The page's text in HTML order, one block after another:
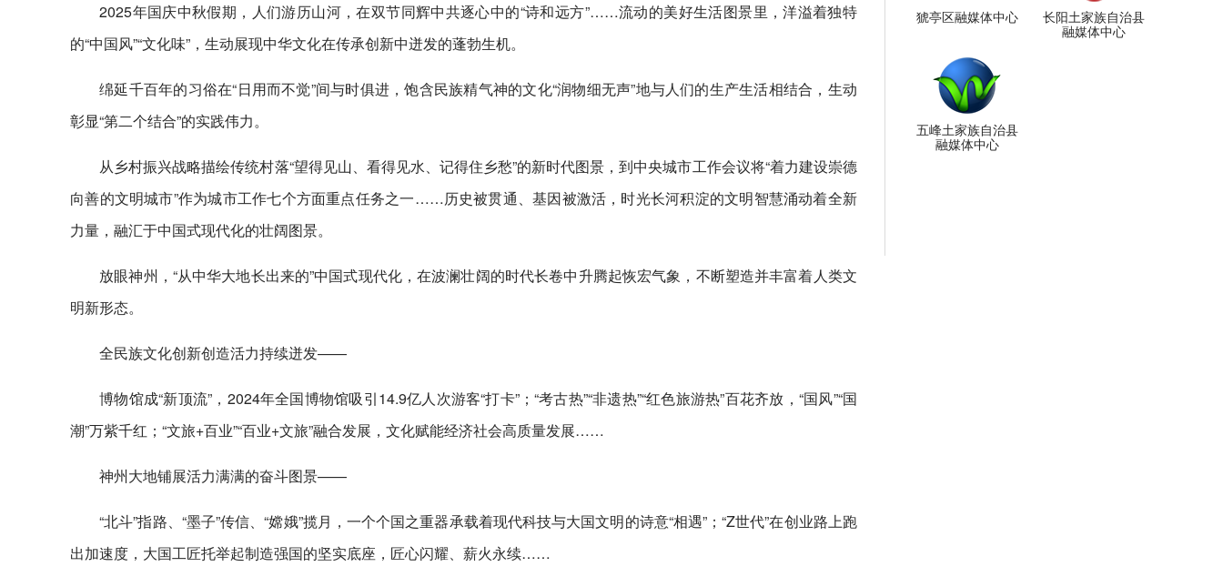
2025年国庆中秋假期，人们游历山河，在双节同辉中共逐心中的“诗和远方”……流动的美好生活图景里，洋溢着独特
的“中国风”“文化味”，生动展现中华文化在传承创新中迸发的蓬勃生机。
绵延千百年的习俗在“日用而不觉”间与时俱进，饱含民族精气神的文化“润物细无声”地与人们的生产生活相结合，生动
彰显“第二个结合”的实践伟力。
从乡村振兴战略描绘传统村落“望得见山、看得见水、记得住乡愁”的新时代图景，到中央城市工作会议将“着力建设崇德
向善的文明城市”作为城市工作七个方面重点任务之一……历史被贯通、基因被激活，时光长河积淀的文明智慧涌动着全新
力量，融汇于中国式现代化的壮阔图景。
放眼神州，“从中华大地长出来的”中国式现代化，在波澜壮阔的时代长卷中升腾起恢宏气象，不断塑造并丰富着人类文
明新形态。
全民族文化创新创造活力持续迸发——
博物馆成“新顶流”，2024年全国博物馆吸引14.9亿人次游客“打卡”；“考古热”“非遗热”“红色旅游热”百花齐放，“国风”“国
潮”万紫千红；“文旅+百业”“百业+文旅”融合发展，文化赋能经济社会高质量发展……
神州大地铺展活力满满的奋斗图景——
“北斗”指路、“墨子”传信、“嫦娥”揽月，一个个国之重器承载着现代科技与大国文明的诗意“相遇”；“Z世代”在创业路上跑
出加速度，大国工匠托举起制造强国的坚实底座，匠心闪耀、薪火永续……
猇亭区融媒体中心
长阳土家族自治县
融媒体中心
五峰土家族自治县
融媒体中心